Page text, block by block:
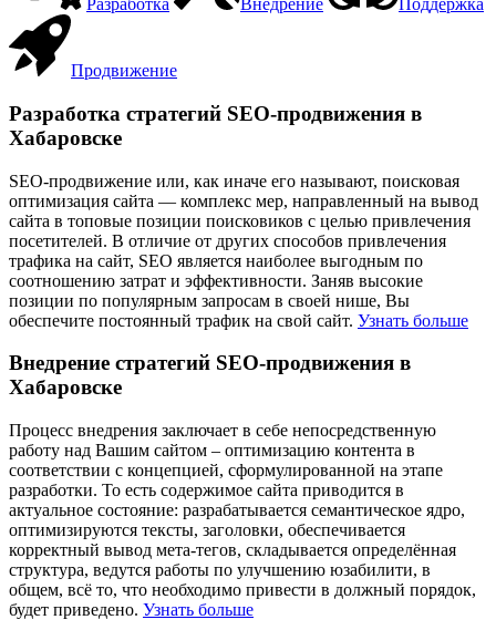
Разработка Внедрение Поддержка
Продвижение
Разработка стратегий SEO-продвижения в
Хабаровске
SEO-продвижение или, как иначе его называют, поисковая
оптимизация сайта — комплекс мер, направленный на вывод
сайта в топовые позиции поисковиков с целью привлечения
посетителей. В отличие от других способов привлечения
трафика на сайт, SEO является наиболее выгодным по
соотношению затрат и эффективности. Заняв высокие
позиции по популярным запросам в своей нише, Вы
обеспечите постоянный трафик на свой сайт. Узнать больше
Внедрение стратегий SEO-продвижения в
Хабаровске
Процесс внедрения заключает в себе непосредственную
работу над Вашим сайтом – оптимизацию контента в
соответствии с концепцией, сформулированной на этапе
разработки. То есть содержимое сайта приводится в
актуальное состояние: разрабатывается семантическое ядро,
оптимизируются тексты, заголовки, обеспечивается
корректный вывод мета-тегов, складывается определённая
структура, ведутся работы по улучшению юзабилити, в
общем, всё то, что необходимо привести в должный порядок,
будет приведено. Узнать больше